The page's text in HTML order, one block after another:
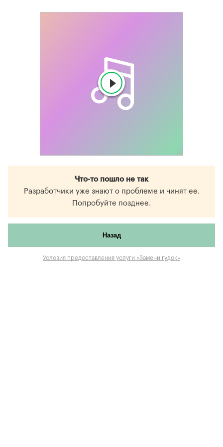
Что-то пошло не так
Разработчики уже знают о проблеме и чинят ее.
Попробуйте позднее.
Назад
Условия предоставления услуги «Замени гудок»